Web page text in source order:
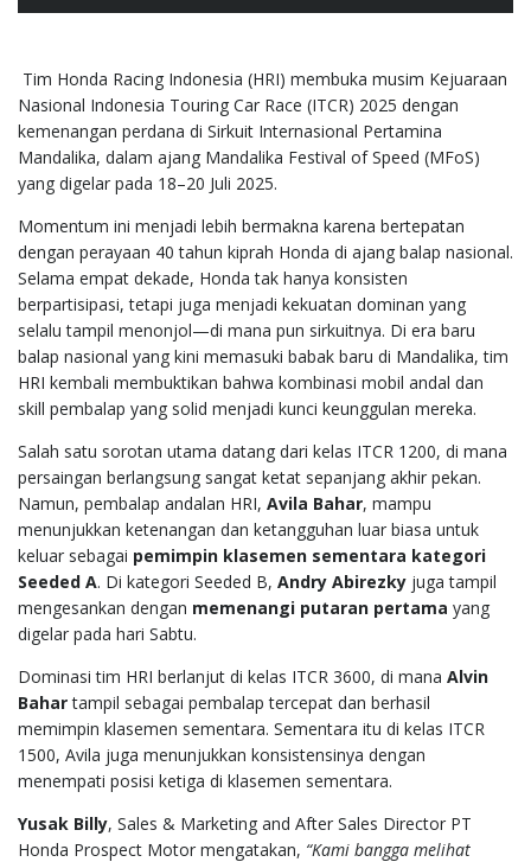
Tim Honda Racing Indonesia (HRI) membuka musim Kejuaraan
Nasional Indonesia Touring Car Race (ITCR) 2025 dengan
kemenangan perdana di Sirkuit Internasional Pertamina
Mandalika, dalam ajang Mandalika Festival of Speed (MFoS)
yang digelar pada 18–20 Juli 2025.
Momentum ini menjadi lebih bermakna karena bertepatan
dengan perayaan 40 tahun kiprah Honda di ajang balap nasional.
Selama empat dekade, Honda tak hanya konsisten
berpartisipasi, tetapi juga menjadi kekuatan dominan yang
selalu tampil menonjol—di mana pun sirkuitnya. Di era baru
balap nasional yang kini memasuki babak baru di Mandalika, tim
HRI kembali membuktikan bahwa kombinasi mobil andal dan
skill pembalap yang solid menjadi kunci keunggulan mereka.
Salah satu sorotan utama datang dari kelas ITCR 1200, di mana
persaingan berlangsung sangat ketat sepanjang akhir pekan.
Namun, pembalap andalan HRI, Avila Bahar, mampu
menunjukkan ketenangan dan ketangguhan luar biasa untuk
keluar sebagai pemimpin klasemen sementara kategori
Seeded A. Di kategori Seeded B, Andry Abirezky juga tampil
mengesankan dengan memenangi putaran pertama yang
digelar pada hari Sabtu.
Dominasi tim HRI berlanjut di kelas ITCR 3600, di mana Alvin
Bahartampil sebagai pembalap tercepat dan berhasil
memimpin klasemen sementara. Sementara itu di kelas ITCR
1500, Avila juga menunjukkan konsistensinya dengan
menempati posisi ketiga di klasemen sementara.
Yusak Billy, Sales & Marketing and After Sales Director PT
Honda Prospect Motor mengatakan, “Kami bangga melihat